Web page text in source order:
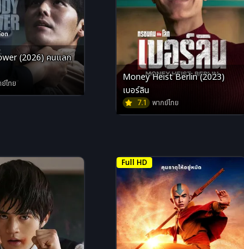
(2026) คนแลก
ไทย
Money Heist Berlin (2023)
เบอร์ลิน
7.1 พากย์ไทย
Full HD